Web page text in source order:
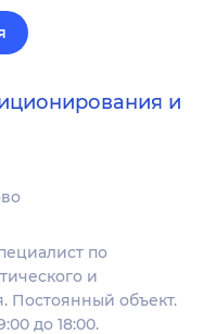
и
по
и
Постоянный объект.
до 18:00.